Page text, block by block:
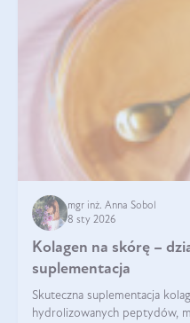
mgr inż. Anna Sobol
8 sty 2026
Kolagen na skórę –
suplementacja
Skuteczna suplementacja
hydrolizowanych peptydów,